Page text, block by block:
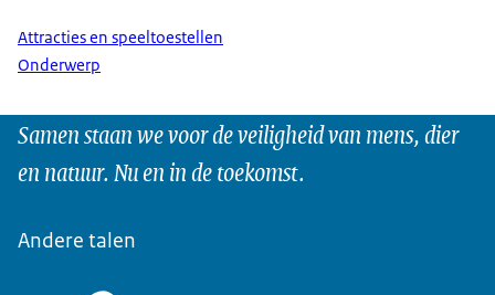
Attracties en speeltoestellen
Onderwerp
Samen staan we voor de veiligheid van mens, dier
en natuur. Nu en in de toekomst.
Andere talen